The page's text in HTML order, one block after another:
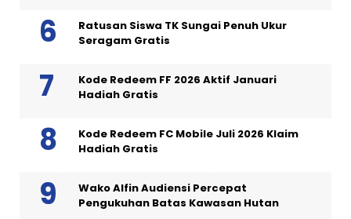
Ratusan Siswa TK Sungai Penuh Ukur
Seragam Gratis
Kode Redeem FF 2026 Aktif Januari
Hadiah Gratis
Kode Redeem FC Mobile Juli 2026 Klaim
Hadiah Gratis
Wako Alfin Audiensi Percepat
Pengukuhan Batas Kawasan Hutan